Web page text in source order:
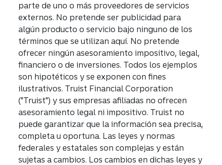
parte de uno o más proveedores de servicios
externos. No pretende ser publicidad para
algún producto o servicio bajo ninguno de los
términos que se utilizan aquí. No pretende
ofrecer ningún asesoramiento impositivo, legal,
financiero o de inversiones. Todos los ejemplos
son hipotéticos y se exponen con fines
ilustrativos. Truist Financial Corporation
("Truist") y sus empresas afiliadas no ofrecen
asesoramiento legal ni impositivo. Truist no
puede garantizar que la información sea precisa,
completa u oportuna. Las leyes y normas
federales y estatales son complejas y están
sujetas a cambios. Los cambios en dichas leyes y